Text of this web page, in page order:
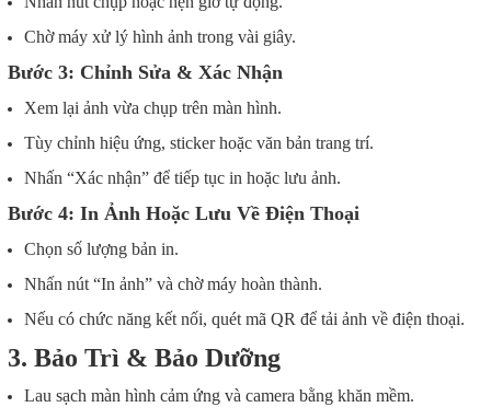
Chờ máy xử lý hình ảnh trong vài giây.
Bước 3: Chỉnh Sửa & Xác Nhận
Xem lại ảnh vừa chụp trên màn hình.
Tùy chỉnh hiệu ứng, sticker hoặc văn bản trang trí.
Nhấn “Xác nhận” để tiếp tục in hoặc lưu ảnh.
Bước 4: In Ảnh Hoặc Lưu Về Điện Thoại
Chọn số lượng bản in.
Nhấn nút “In ảnh” và chờ máy hoàn thành.
Nếu có chức năng kết nối, quét mã QR để tải ảnh về điện thoại.
3. Bảo Trì & Bảo Dưỡng
Lau sạch màn hình cảm ứng và camera bằng khăn mềm.